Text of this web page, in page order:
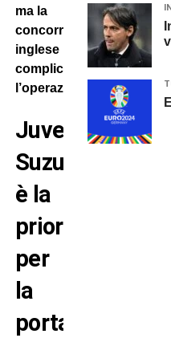
ma la
concorrenza
inglese
complica
l’operazione.
Juve:
Suzuki
è la
priorità
per
la
porta